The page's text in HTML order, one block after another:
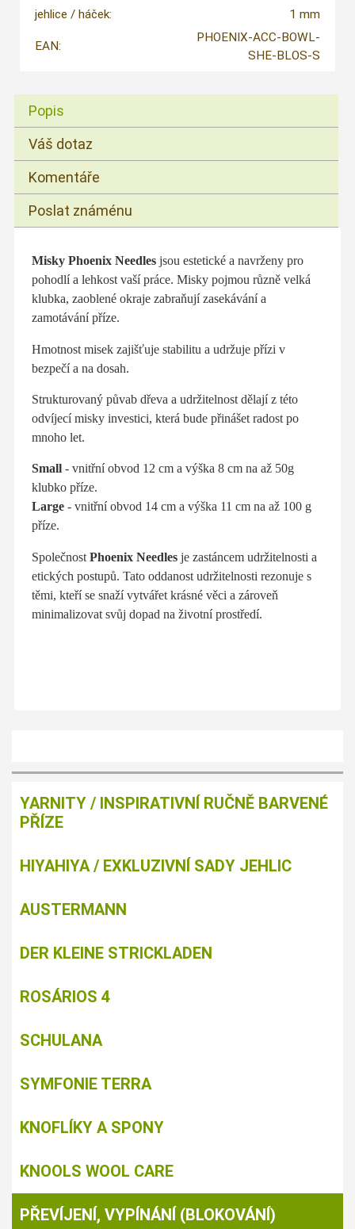
jehlice / háček:
1 mm
EAN:
PHOENIX-ACC-BOWL-
SHE-BLOS-S
Popis
Váš dotaz
Komentáře
Poslat známénu
Misky Phoenix Needlesjsou estetické a navrženy pro
pohodlí a lehkost vaší práce. Misky pojmou různě velká
klubka, zaoblené okraje zabraňují zasekávání a
zamotávání příze.
Hmotnost misek zajišťuje stabilitu a udržuje přízi v
bezpečí a na dosah.
Strukturovaný půvab dřeva a udržitelnost dělají z této
odvíjecí misky investici, která bude přinášet radost po
mnoho let.
Small- vnitřní obvod 12 cm a výška 8 cm na až 50g
klubko příze.
Large- vnitřní obvod 14 cm a výška 11 cm na až 100 g
příze.
Společnost Phoenix Needlesje zastáncem udržitelnosti a
etických postupů. Tato oddanost udržitelnosti rezonuje s
těmi, kteří se snaží vytvářet krásné věci a zároveň
minimalizovat svůj dopad na životní prostředí.
YARNITY / INSPIRATIVNÍ RUČNĚ BARVENÉ
PŘÍZE
HIYAHIYA / EXKLUZIVNÍ SADY JEHLIC
AUSTERMANN
DER KLEINE STRICKLADEN
ROSÁRIOS 4
SCHULANA
SYMFONIE TERRA
KNOFLÍKY A SPONY
KNOOLS WOOL CARE
PŘEVÍJENÍ, VYPÍNÁNÍ (BLOKOVÁNÍ)